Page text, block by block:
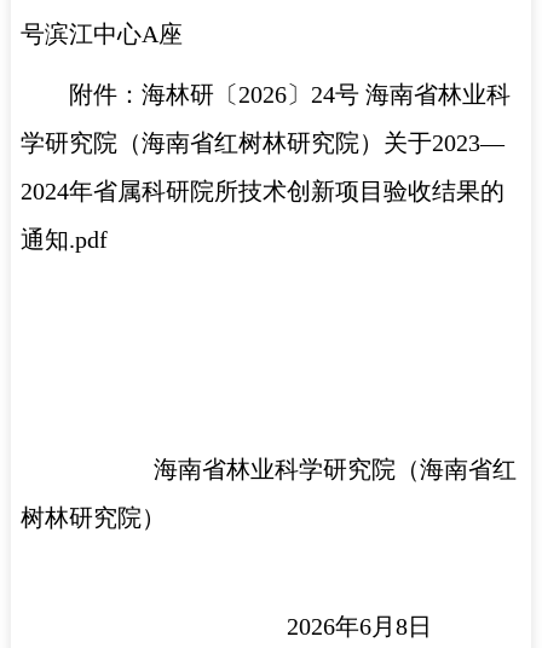
号滨江中心A座
附件： 海林研〔2026〕24号 海南省林业科
学研究院（海南省红树林研究院）关于2023—
2024年省属科研院所技术创新项目验收结果的
通知.pdf
海南省林业科学研究院（海南省红
树林研究院）
2026年6月8日